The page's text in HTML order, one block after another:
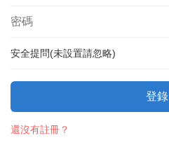
安全提問(未設置請忽略)
登錄
還沒有註冊？